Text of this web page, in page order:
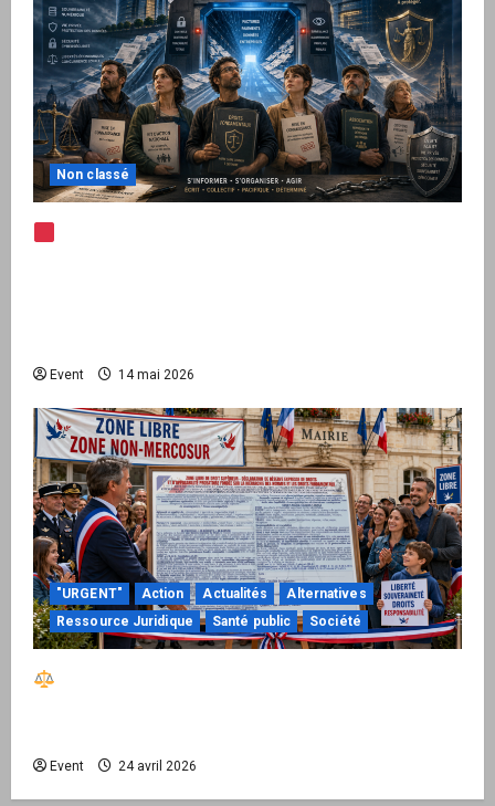
Non classé
Event 14 mai 2026
"URGENT" Action Actualités
Alternatives
Ressource Juridique
Santé public Société
Event 24 avril 2026